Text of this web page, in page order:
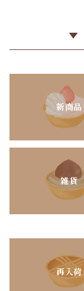
新商品
雑貨
再入荷